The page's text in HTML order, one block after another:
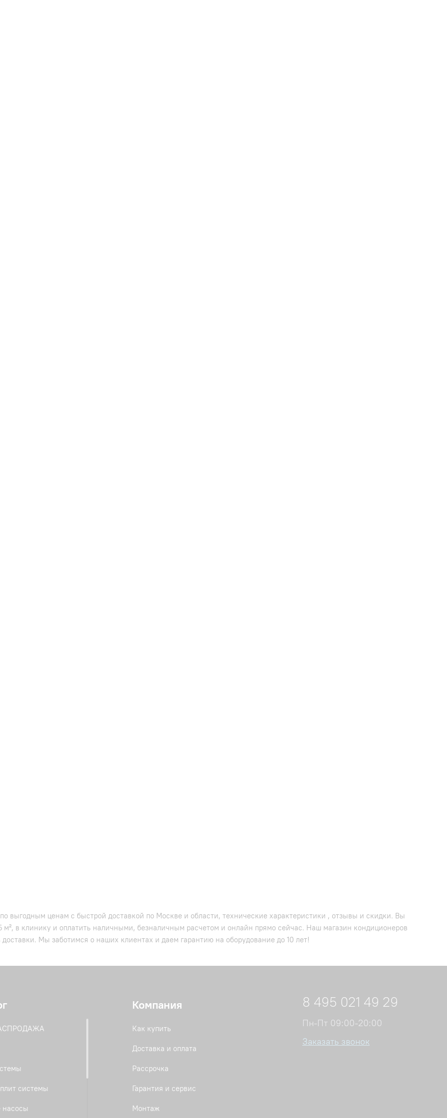
выгодным ценам с быстрой доставкой по Москве и области, технические характеристики , отзывы и скидки. Вы
в клинику и оплатить наличными, безналичным расчетом и онлайн прямо сейчас. Наш магазин кондиционеров
Мы заботимся о наших клиентах и даем гарантию на оборудование до 10 лет!
системы
насосы
Компания
Как купить
Доставка и оплата
Рассрочка
Гарантия и сервис
Монтаж
8 495 021 49 29
Пн-Пт 09:00-20:00
Заказать звонок